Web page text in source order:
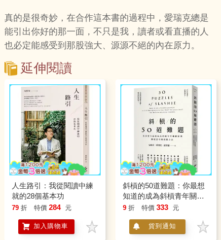
真的是很奇妙，在合作這本書的過程中，愛瑞克總是
能引出你好的那一面，不只是我，讀者或看直播的人
也必定能感受到那股強大、源源不絕的內在原力。
延伸閱讀
人生路引：我從閱讀中練
就的28個基本功
79 折 特價 284 元
加入購物車
斜槓的50道難題：你最想
知道的成為斜槓青年關鍵
提問，關鍵思考與實踐方
9 折 特價 333 元
貨到通知